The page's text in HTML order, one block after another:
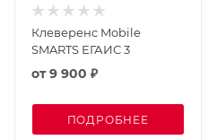
Клеверенс Mobile
SMARTS ЕГАИС 3
от9 900 ₽
ПОДРОБНЕЕ